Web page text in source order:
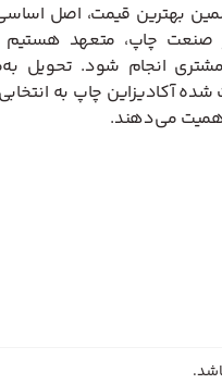
بهترین قیمت، اصل
صنعت چاپ، متعهد هستیم
انجام شود. تحویل
آکادیزاین چاپ به
می‌دهند.